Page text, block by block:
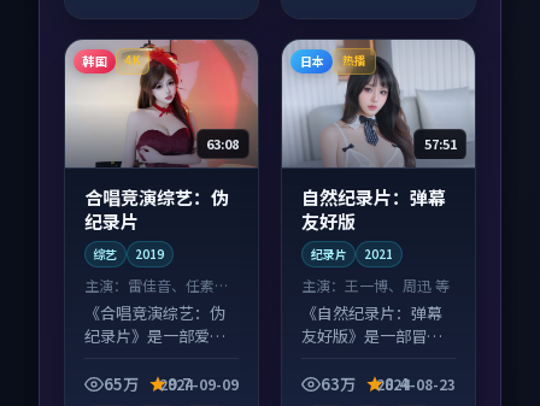
韩国 4K
63:08
合唱竞演综艺：伪
纪录片
综艺 2019
主演： 雷佳音、任素汐
等
《合唱竞演综艺：伪
纪录片》是一部爱情
事并行，细节值得二
65万 9.7
2024-09-09
日本 热播
57:51
自然纪录片：弹幕
友好版
纪录片 2021
主演： 王一博、周迅 等
《自然纪录片：弹幕
友好版》是一部冒险
持续发酵，适合周末
63万 8.4
2024-08-23